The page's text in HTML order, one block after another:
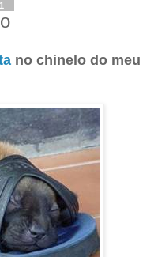
no chinelo do meu